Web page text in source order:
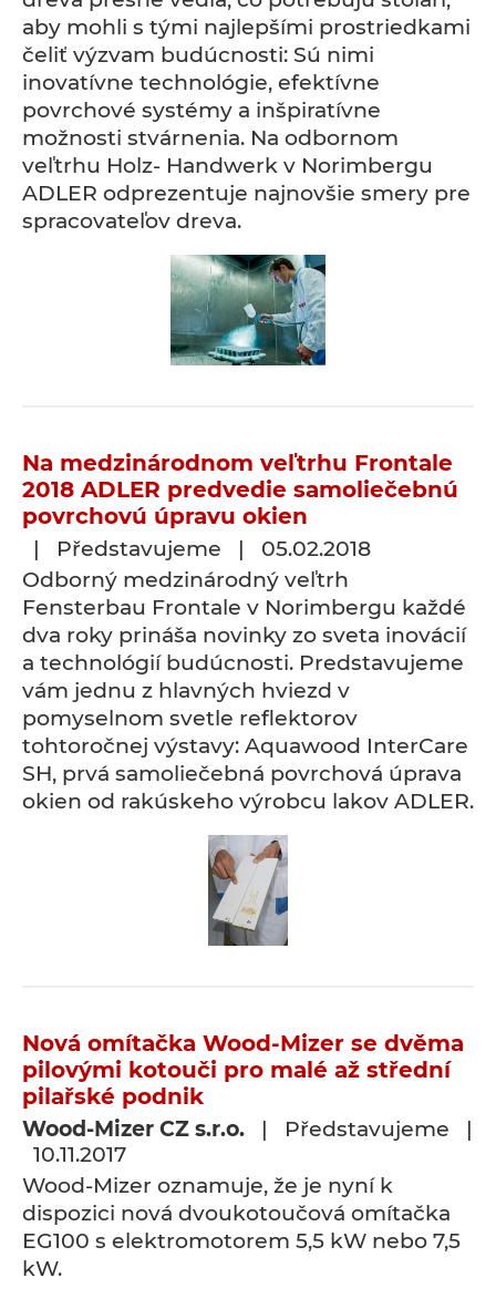
aby mohli s tými najlepšími prostriedkami
čeliť výzvam budúcnosti: Sú nimi
inovatívne technológie, efektívne
povrchové systémy a inšpiratívne
možnosti stvárnenia. Na odbornom
veľtrhu Holz- Handwerk v Norimbergu
ADLER odprezentuje najnovšie smery pre
spracovateľov dreva.
Na medzinárodnom veľtrhu Frontale
2018 ADLER predvedie samoliečebnú
povrchovú úpravu okien
| Představujeme | 05.02.2018
Odborný medzinárodný veľtrh
Fensterbau Frontale v Norimbergu každé
dva roky prináša novinky zo sveta inovácií
a technológií budúcnosti. Predstavujeme
vám jednu z hlavných hviezd v
pomyselnom svetle reflektorov
tohtoročnej výstavy: Aquawood InterCare
SH, prvá samoliečebná povrchová úprava
okien od rakúskeho výrobcu lakov ADLER.
Nová omítačka Wood-Mizer se dvěma
pilovými kotouči pro malé až střední
pilařské podnik
Wood-Mizer CZ s.r.o. | Představujeme |
10.11.2017
Wood-Mizer oznamuje, že je nyní k
dispozici nová dvoukotoučová omítačka
EG100 s elektromotorem 5,5 kW nebo 7,5
kW.